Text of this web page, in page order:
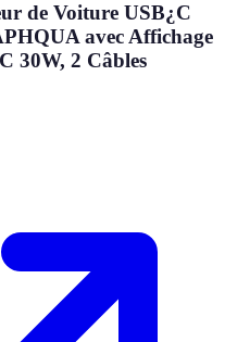
de Voiture USB¿C
avec Affichage
30W, 2 Câbles